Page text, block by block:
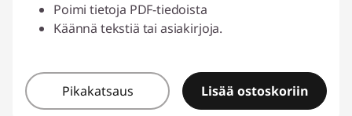
Poimi tietoja PDF-tiedoista
Käännä tekstiä tai asiakirjoja.
Pikakatsaus Lisää ostoskoriin